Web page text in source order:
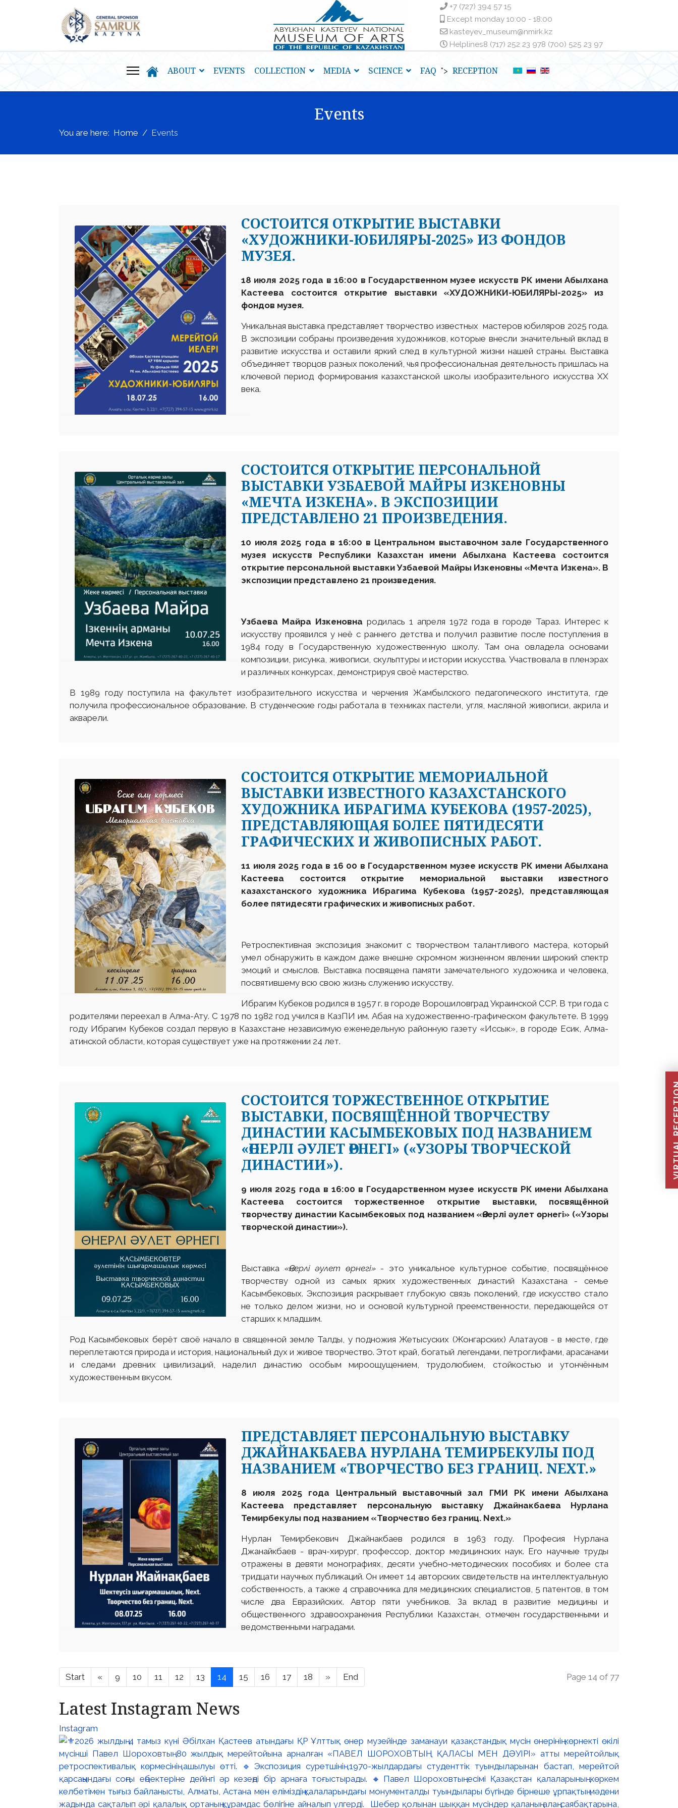
+7 (727) 394 57 15
Except monday 10:00 - 18:00
kasteyev_museum@nmirk.kz
Helplinesㅤ8 (717) 252 23 97ㅤㅤ8 (700) 525 23 97
ABOUT EVENTS COLLECTION MEDIA SCIENCE FAQ "> RECEPTION
Events
You are here: Home Events
CОСТОИТСЯ ОТКРЫТИЕ ВЫСТАВКИ
«ХУДОЖНИКИ-ЮБИЛЯРЫ-2025» ИЗ ФОНДОВ
МУЗЕЯ.
18 июля 2025 года в16:00 в Государственноммузее искусств РК имени Абылхана
Кастеева состоится открытие выставки «ХУДОЖНИКИ-ЮБИЛЯРЫ-2025» из
фондов музея.
Уникальная выставка представляет творчество известных мастеров юбиляров 2025 года.
В экспозиции собраны произведения художников, которые внесли значительный вклад в
развитие искусства и оставили яркий след в культурной жизни нашей страны. Выставка
объединяет творцов разных поколений, чья профессиональная деятельность пришлась на
ключевой период формирования казахстанской школы изобразительного искусства XX
века.
СОСТОИТСЯ ОТКРЫТИЕ ПЕРСОНАЛЬНОЙ
ВЫСТАВКИ УЗБАЕВОЙ МАЙРЫ ИЗКЕНОВНЫ
«МЕЧТА ИЗКЕНА». В ЭКСПОЗИЦИИ
ПРЕДСТАВЛЕНО 21 ПРОИЗВЕДЕНИЯ.
10 июля 2025 года в 16:00 в Центральном выставочном зале Государственного
музея искусств Республики Казахстан имени Абылхана Кастеева состоится
открытие персональной выставки Узбаевой Майры Изкеновны «Мечта Изкена». В
экспозиции представлено 21 произведения.
Узбаева Майра Изкеновна родилась 1 апреля 1972 года в городе Тараз. Интерес к
искусству проявился у неё с раннего детства и получил развитие после поступления в
1984 году в Государственную художественную школу. Там она овладела основами
композиции, рисунка, живописи, скульптуры и истории искусства. Участвовала в пленэрах
и различных конкурсах, демонстрируя своё мастерство.
В 1989 году поступила на факультет изобразительного искусства и черчения Жамбылского педагогического института, где
получила профессиональное образование. В студенческие годы работала в техниках пастели, угля, масляной живописи, акрила и
акварели.
СОСТОИТСЯ ОТКРЫТИЕ МЕМОРИАЛЬНОЙ
ВЫСТАВКИ ИЗВЕСТНОГО КАЗАХСТАНСКОГО
ХУДОЖНИКА ИБРАГИМА КУБЕКОВА (1957-2025),
ПРЕДСТАВЛЯЮЩАЯ БОЛЕЕ ПЯТИДЕСЯТИ
ГРАФИЧЕСКИХ И ЖИВОПИСНЫХ РАБОТ.
11 июля 2025 года в 16 00 в Государственном музее искусств РК имени Абылхана
Кастеева состоится открытие мемориальной выставки известного
казахстанского художника Ибрагима Кубекова (1957-2025), представляющая
более пятидесяти графических и живописных работ.
Ретроспективная экспозиция знакомит с творчеством талантливого мастера, который
умел обнаружить в каждом даже внешне скромном жизненном явлении широкий спектр
эмоций и смыслов. Выставка посвящена памяти замечательного художника и человека,
посвятившему всю свою жизнь служению искусству.
Ибрагим Кубеков родился в 1957 г. в городе Ворошиловград Украинской ССР. В три года с
родителями переехал в Алма-Ату. С 1978 по 1982 год учился в КазПИ им. Абая на художественно-графическом факультете. В 1999
году Ибрагим Кубеков создал первую в Казахстане независимую еженедельную районную газету «Иссык», в городе Есик, Алма-
атинской области, которая существует уже на протяжении 24 лет.
СОСТОИТСЯ ТОРЖЕСТВЕННОЕ ОТКРЫТИЕ
ВЫСТАВКИ, ПОСВЯЩЁННОЙ ТВОРЧЕСТВУ
ДИНАСТИИ КАСЫМБЕКОВЫХ ПОД НАЗВАНИЕМ
«ӨНЕРЛІ ӘУЛЕТ ӨРНЕГІ» («УЗОРЫ ТВОРЧЕСКОЙ
ДИНАСТИИ»).
9 июля 2025 года в 16:00 в Государственном музее искусств РК имени Абылхана
Кастеева состоится торжественное открытие выставки, посвящённой
творчеству династии Касымбековых под названием «Өнерлі әулет өрнегі» («Узоры
творческой династии»).
Выставка «Өнерлі әулет өрнегі»- это уникальное культурное событие, посвящённое
творчеству одной из самых ярких художественных династий Казахстана - семье
Касымбековых. Экспозиция раскрывает глубокую связь поколений, где искусство стало
не только делом жизни, но и основой культурной преемственности, передающейся от
старших к младшим.
Род Касымбековых берёт своё начало в священной земле Талды, у подножия Жетысуских (Жонгарских) Алатауов - в месте, где
переплетаются природа и история, национальный дух и живое творчество. Этот край, богатый легендами, петроглифами, арасанами
и следами древних цивилизаций, наделил династию особым мироощущением, трудолюбием, стойкостью и утончённым
художественным вкусом.
ПРЕДСТАВЛЯЕТ ПЕРСОНАЛЬНУЮ ВЫСТАВКУ
ДЖАЙНАКБАЕВА НУРЛАНА ТЕМИРБЕКУЛЫ ПОД
НАЗВАНИЕМ «ТВОРЧЕСТВО БЕЗ ГРАНИЦ. NEXT.»
8 июля 2025 года Центральный выставочный зал ГМИ РК имени Абылхана
Кастеева представляет персональную выставку Джайнакбаева Нурлана
Темирбекулы под названием «Творчество без границ. Next.»
Нурлан Темирбекович Джайнакбаев родился в 1963 году. Професия Нурлана
Джанайкбаев - врач-хирург, профессор, доктор медицинских наук. Его научные труды
отражены в девяти монографиях, десяти учебно-методических пособиях и более ста
тридцати научных публикаций. Он имеет 14 авторских свидетельств на интеллектуальную
собственность, а также 4 справочника для медицинских специалистов, 5 патентов, в том
числе два Евразийских. Автор пяти учебников. За вклад в развитие медицины и
общественного здравоохранения Республики Казахстан, отмечен государственными и
ведомственными наградами.
Start « 9 10 11 12 13 14 15 16 17 18 » End Page 14 of 77
Latest Instagram News
Instagram